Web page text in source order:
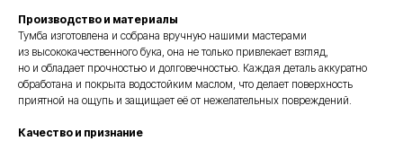
Производство и материалы
Тумба изготовлена и собрана вручную нашими мастерами
из высококачественного бука, она не только привлекает взгляд,
но и обладает прочностью и долговечностью. Каждая деталь аккуратно
обработана и покрыта водостойким маслом, что делает поверхность
приятной на ощупь и защищает её от нежелательных повреждений.
Качество и признание